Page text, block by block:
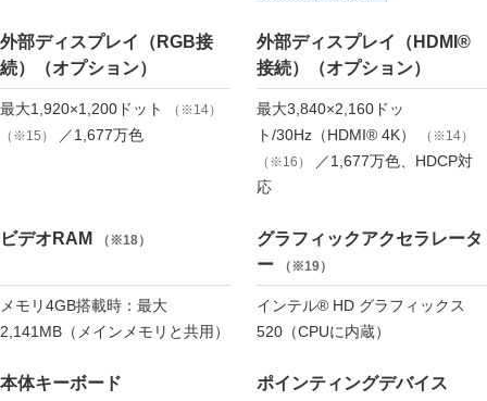
外部ディスプレイ（RGB接
続）（オプション）
最大1,920×1,200ドット
（※14）
（※15）
／1,677万色
外部ディスプレイ（HDMI®
接続）（オプション）
最大3,840×2,160ドッ
ト/30Hz（HDMI® 4K）
（※14）
（※16）
／1,677万色、HDCP対
応
ビデオRAM （※18）
メモリ4GB搭載時：最大
2,141MB（メインメモリと共用）
グラフィックアクセラレータ
ー
（※19）
インテル® HD グラフィックス
520（CPUに内蔵）
本体キーボード ポインティングデバイス